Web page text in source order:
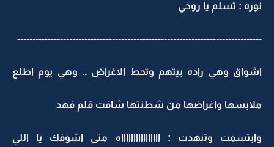
نوره : تسلم يا روحي
--------------------------------------------------------------------------------
اشواق وهي راده بيتهم وتحط الاغراض .. وهي يوم اطلع
ملابسها واغراضها من شطنتها شافت قلم فهد
وابتسمت وتنهدت : ااااااااااااااااه متى اشوفك يا اللي